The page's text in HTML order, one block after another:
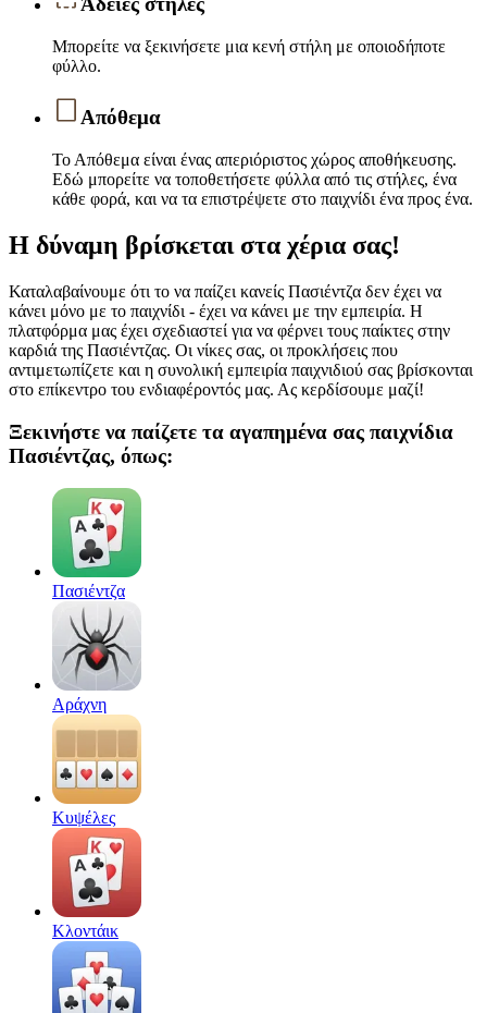
Μπορείτε να ξεκινήσετε μια κενή στήλη με οποιοδήποτε
φύλλο.
Απόθεμα
Το Απόθεμα είναι ένας απεριόριστος χώρος αποθήκευσης.
Εδώ μπορείτε να τοποθετήσετε φύλλα από τις στήλες, ένα
κάθε φορά, και να τα επιστρέψετε στο παιχνίδι ένα προς ένα.
Η δύναμη βρίσκεται στα χέρια σας!
Καταλαβαίνουμε ότι το να παίζει κανείς Πασιέντζα δεν έχει να
κάνει μόνο με το παιχνίδι - έχει να κάνει με την εμπειρία. Η
πλατφόρμα μας έχει σχεδιαστεί για να φέρνει τους παίκτες στην
καρδιά της Πασιέντζας. Οι νίκες σας, οι προκλήσεις που
αντιμετωπίζετε και η συνολική εμπειρία παιχνιδιού σας βρίσκονται
στο επίκεντρο του ενδιαφέροντός μας. Ας κερδίσουμε μαζί!
Ξεκινήστε να παίζετε τα αγαπημένα σας παιχνίδια
Πασιέντζας, όπως:
Πασιέντζα
Αράχνη
Κυψέλες
Κλοντάικ